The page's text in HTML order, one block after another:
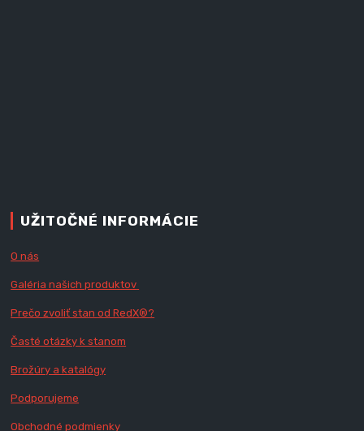
UŽITOČNÉ INFORMÁCIE
O nás
Galéria našich produktov
Prečo zvoliť stan od RedX®?
Časté otázky k stanom
Brožúry a katalógy
Podporujeme
Obchodné podmienky